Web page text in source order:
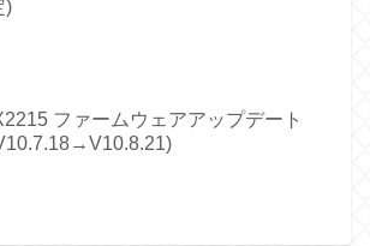
)
ファームウェアアップデート